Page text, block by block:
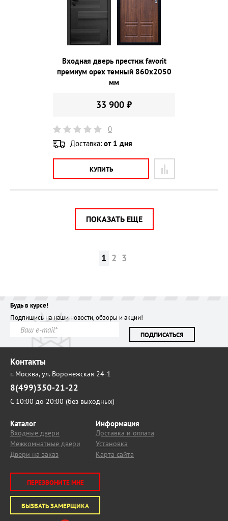
Входная дверь престиж favorit
премиум орех темный 860х2050
мм
33 900 ₽
0
Доставка: от 1 дня
КУПИТЬ
ПОКАЗАТЬ ЕЩЕ
1 2 3
Будь в курсе!
Подпишись на наши новости, обзоры и акции!
ПОДПИСАТЬСЯ
Контакты
г. Москва,ул. Воронежская 24-1
8(499)350-21-22
С 10:00 до 20:00 (без выходных)
Каталог
Входные двери
Межкомнатные двери
Двери на заказ
Информация
Доставка и оплата
Установка
Карта сайта
ПЕРЕЗВОНИТЕ МНЕ
ВЫЗВАТЬ ЗАМЕРЩИКА